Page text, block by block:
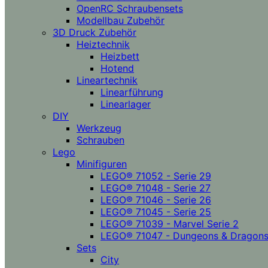
OpenRC Schraubensets
Modellbau Zubehör
3D Druck Zubehör
Heiztechnik
Heizbett
Hotend
Lineartechnik
Linearführung
Linearlager
DIY
Werkzeug
Schrauben
Lego
Minifiguren
LEGO® 71052 - Serie 29
LEGO® 71048 - Serie 27
LEGO® 71046 - Serie 26
LEGO® 71045 - Serie 25
LEGO® 71039 - Marvel Serie 2
LEGO® 71047 - Dungeons & Dragons
Sets
City